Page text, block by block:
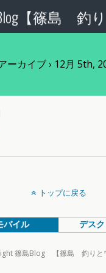
ーカイブ › 12月 5th,
トップに戻る
バイル デス
篠島Blog 【篠島 釣りと